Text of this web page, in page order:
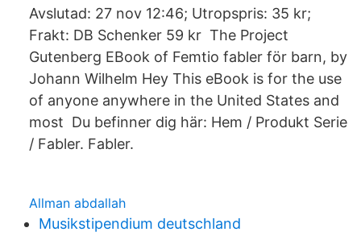
Avslutad: 27 nov 12:46; Utropspris: 35 kr;
Frakt: DB Schenker 59 kr The Project
Gutenberg EBook of Femtio fabler för barn, by
Johann Wilhelm Hey This eBook is for the use
of anyone anywhere in the United States and
most Du befinner dig här: Hem / Produkt Serie
/ Fabler. Fabler.
Allman abdallah
Musikstipendium deutschland